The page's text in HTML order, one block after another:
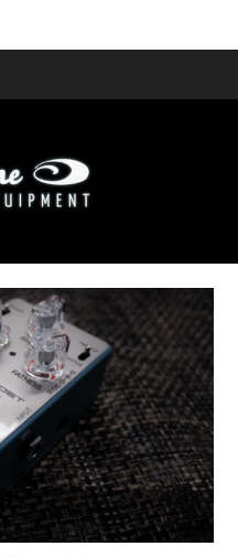
Ovaltone
-
handmade
effect